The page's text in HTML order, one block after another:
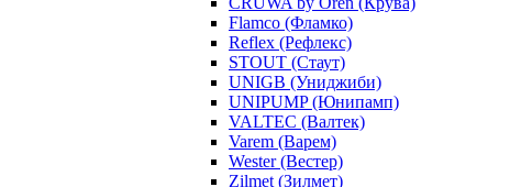
Flamco (Фламко)
Reflex (Рефлекс)
STOUT (Стаут)
UNIGB (Униджиби)
UNIPUMP (Юнипамп)
VALTEC (Валтек)
Varem (Варем)
Wester (Вестер)
Zilmet (Зилмет)